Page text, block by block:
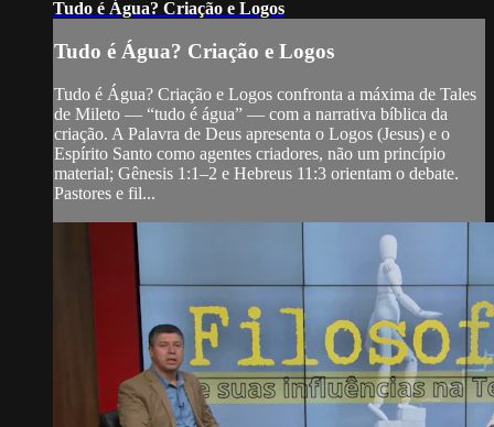
Tudo é Água? Criação e Logos
Tudo é Água? Criação e Logos
Tudo é Água? Criação e Logos confronta a máxima de Tales
de Mileto — “tudo é água” — com a narrativa bíblica da
criação. A Palavra de Deus apresenta o Logos (Jesus) e o
Espírito Santo como agentes criadores, não um princípio
material; Gênesis 1:1–2 e Hebreus 11:3 orientam o debate.
Pastores e fil...